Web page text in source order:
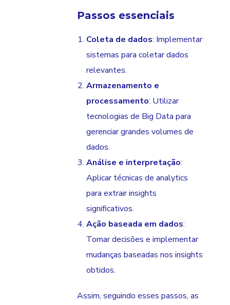
Passos essenciais
Coleta de dados: Implementar
sistemas para coletar dados
relevantes.
Armazenamento e
processamento: Utilizar
tecnologias de Big Data para
gerenciar grandes volumes de
dados.
Análise e interpretação:
Aplicar técnicas de analytics
para extrair insights
significativos.
Ação baseada em dados:
Tomar decisões e implementar
mudanças baseadas nos insights
obtidos.
Assim, seguindo esses passos, as